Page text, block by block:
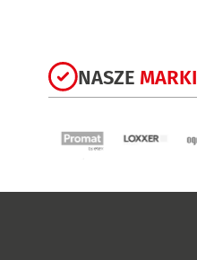
NASZE MARKI